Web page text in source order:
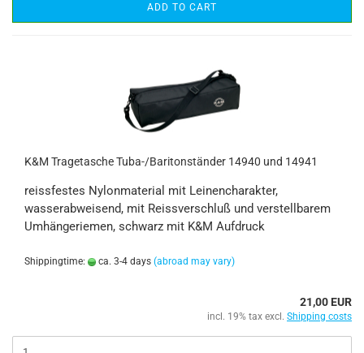
ADD TO CART
K&M Tragetasche Tuba-/Baritonständer 14940 und 14941
reissfestes Nylonmaterial mit Leinencharakter,
wasserabweisend, mit Reissverschluß und verstellbarem
Umhängeriemen, schwarz mit K&M Aufdruck
Shippingtime: ca. 3-4 days (abroad may vary)
21,00 EUR
incl. 19% tax excl. Shipping costs